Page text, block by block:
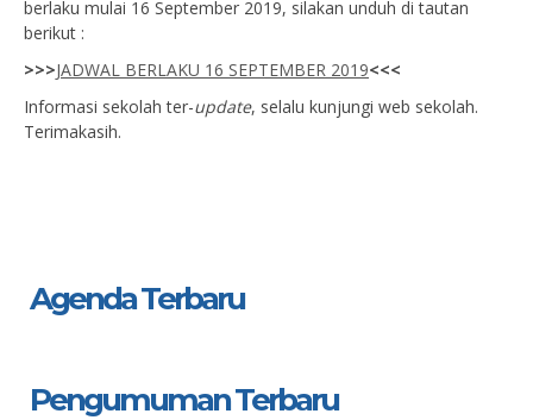
berlaku mulai 16 September 2019, silakan unduh di tautan
berikut :
>>>JADWAL BERLAKU 16 SEPTEMBER 2019<<<
Informasi sekolah ter-update, selalu kunjungi web sekolah.
Terimakasih.
Agenda Terbaru
Pengumuman Terbaru